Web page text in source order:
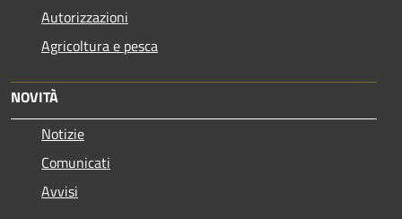
Autorizzazioni
Agricoltura e pesca
NOVITÀ
Notizie
Comunicati
Avvisi